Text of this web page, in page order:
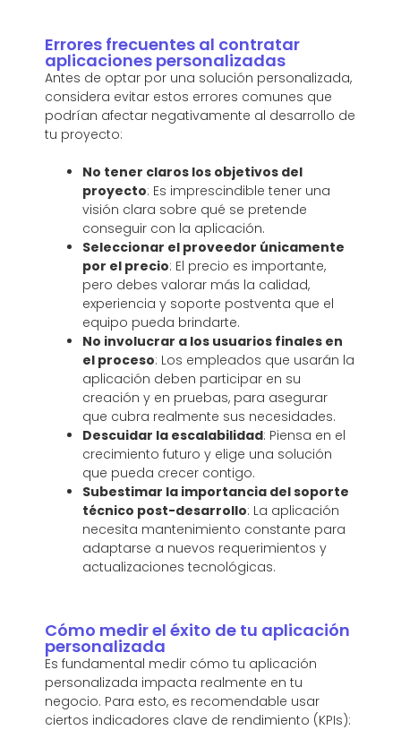
Errores frecuentes al contratar
aplicaciones personalizadas
Antes de optar por una solución personalizada,
considera evitar estos errores comunes que
podrían afectar negativamente al desarrollo de
tu proyecto:
No tener claros los objetivos del
proyecto: Es imprescindible tener una
visión clara sobre qué se pretende
conseguir con la aplicación.
Seleccionar el proveedor únicamente
por el precio: El precio es importante,
pero debes valorar más la calidad,
experiencia y soporte postventa que el
equipo pueda brindarte.
No involucrar a los usuarios finales en
el proceso: Los empleados que usarán la
aplicación deben participar en su
creación y en pruebas, para asegurar
que cubra realmente sus necesidades.
Descuidar la escalabilidad: Piensa en el
crecimiento futuro y elige una solución
que pueda crecer contigo.
Subestimar la importancia del soporte
técnico post-desarrollo: La aplicación
necesita mantenimiento constante para
adaptarse a nuevos requerimientos y
actualizaciones tecnológicas.
Cómo medir el éxito de tu aplicación
personalizada
Es fundamental medir cómo tu aplicación
personalizada impacta realmente en tu
negocio. Para esto, es recomendable usar
ciertos indicadores clave de rendimiento (KPIs):